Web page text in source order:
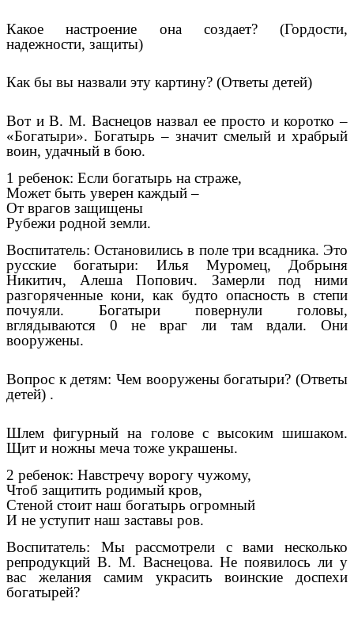
Какое настроение она создает? (Гордости,
надежности, защиты)
Как бы вы назвали эту картину? (Ответы детей)
Вот и В. М. Васнецов назвал ее просто и коротко –
«Богатыри». Богатырь – значит смелый и храбрый
воин, удачный в бою.
1 ребенок: Если богатырь на страже,
Может быть уверен каждый –
От врагов защищены
Рубежи родной земли.
Воспитатель: Остановились в поле три всадника. Это
русские богатыри: Илья Муромец, Добрыня
Никитич, Алеша Попович. Замерли под ними
разгоряченные кони, как будто опасность в степи
почуяли. Богатыри повернули головы,
вглядываются 0 не враг ли там вдали. Они
вооружены.
Вопрос к детям: Чем вооружены богатыри? (Ответы
детей) .
Шлем фигурный на голове с высоким шишаком.
Щит и ножны меча тоже украшены.
2 ребенок: Навстречу ворогу чужому,
Чтоб защитить родимый кров,
Стеной стоит наш богатырь огромный
И не уступит наш заставы ров.
Воспитатель: Мы рассмотрели с вами несколько
репродукций В. М. Васнецова. Не появилось ли у
вас желания самим украсить воинские доспехи
богатырей?